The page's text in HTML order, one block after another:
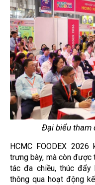
Đại biểu tham
HCMC FOODEX
trưng bày, mà còn được
tác đa chiều, thúc
thông qua hoạt động